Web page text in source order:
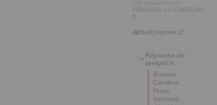
CAROLINE
Utile(0)Signaler
Réponse de
tempsl.fr
Bonjour
Caroline,
Nous
sommes